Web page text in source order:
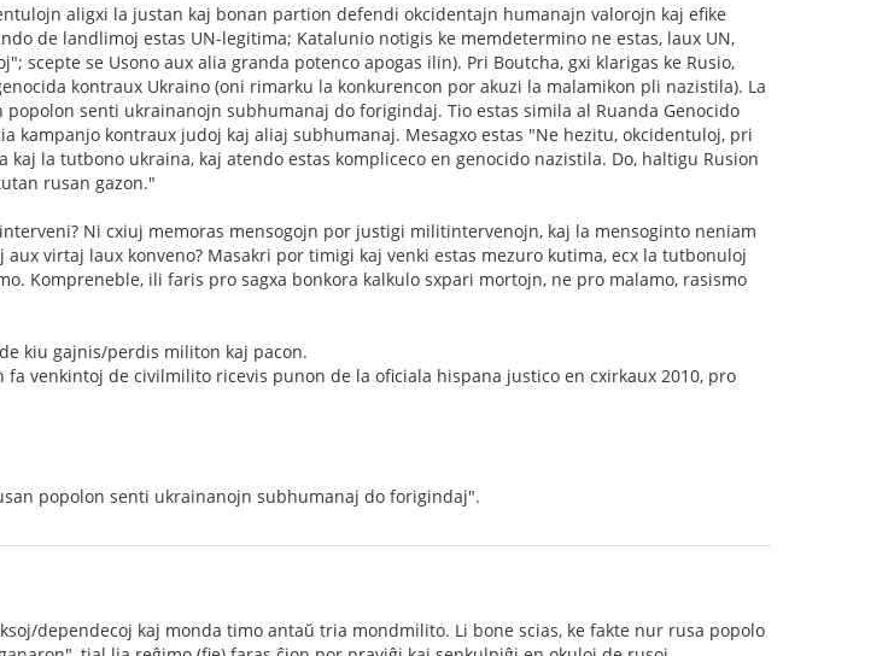
aligxi la justan kaj bonan partion defendi okcidentajn humanajn valorojn kaj efike
de landlimoj estas UN-legitima; Katalunio notigis ke memdetermino ne estas, laux UN,
scepte se Usono aux alia granda potenco apogas ilin). Pri Boutcha, gxi klarigas ke Rusio,
kontraux Ukraino (oni rimarku la konkurencon por akuzi la malamikon pli nazistila). La
senti ukrainanojn subhumanaj do forigindaj. Tio estas simila al Ruanda Genocido
kampanjo kontraux judoj kaj aliaj subhumanaj. Mesagxo estas "Ne hezitu, okcidentuloj, pri
kaj la tutbono ukraina, kaj atendo estas kompliceco en genocido nazistila. Do, haltigu Rusion
rusan gazon."
Ni cxiuj memoras mensogojn por justigi militintervenojn, kaj la mensoginto neniam
virtaj laux konveno? Masakri por timigi kaj venki estas mezuro kutima, ecx la tutbonuloj
Kompreneble, ili faris pro sagxa bonkora kalkulo sxpari mortojn, ne pro malamo, rasismo
kiu gajnis/perdis militon kaj pacon.
fa venkintoj de civilmilito ricevis punon de la oficiala hispana justico en cxirkaux 2010, pro
popolon senti ukrainanojn subhumanaj do forigindaj".
dependecoj kaj monda timo antaŭ tria mondmilito. Li bone scias, ke fakte nur rusa popolo